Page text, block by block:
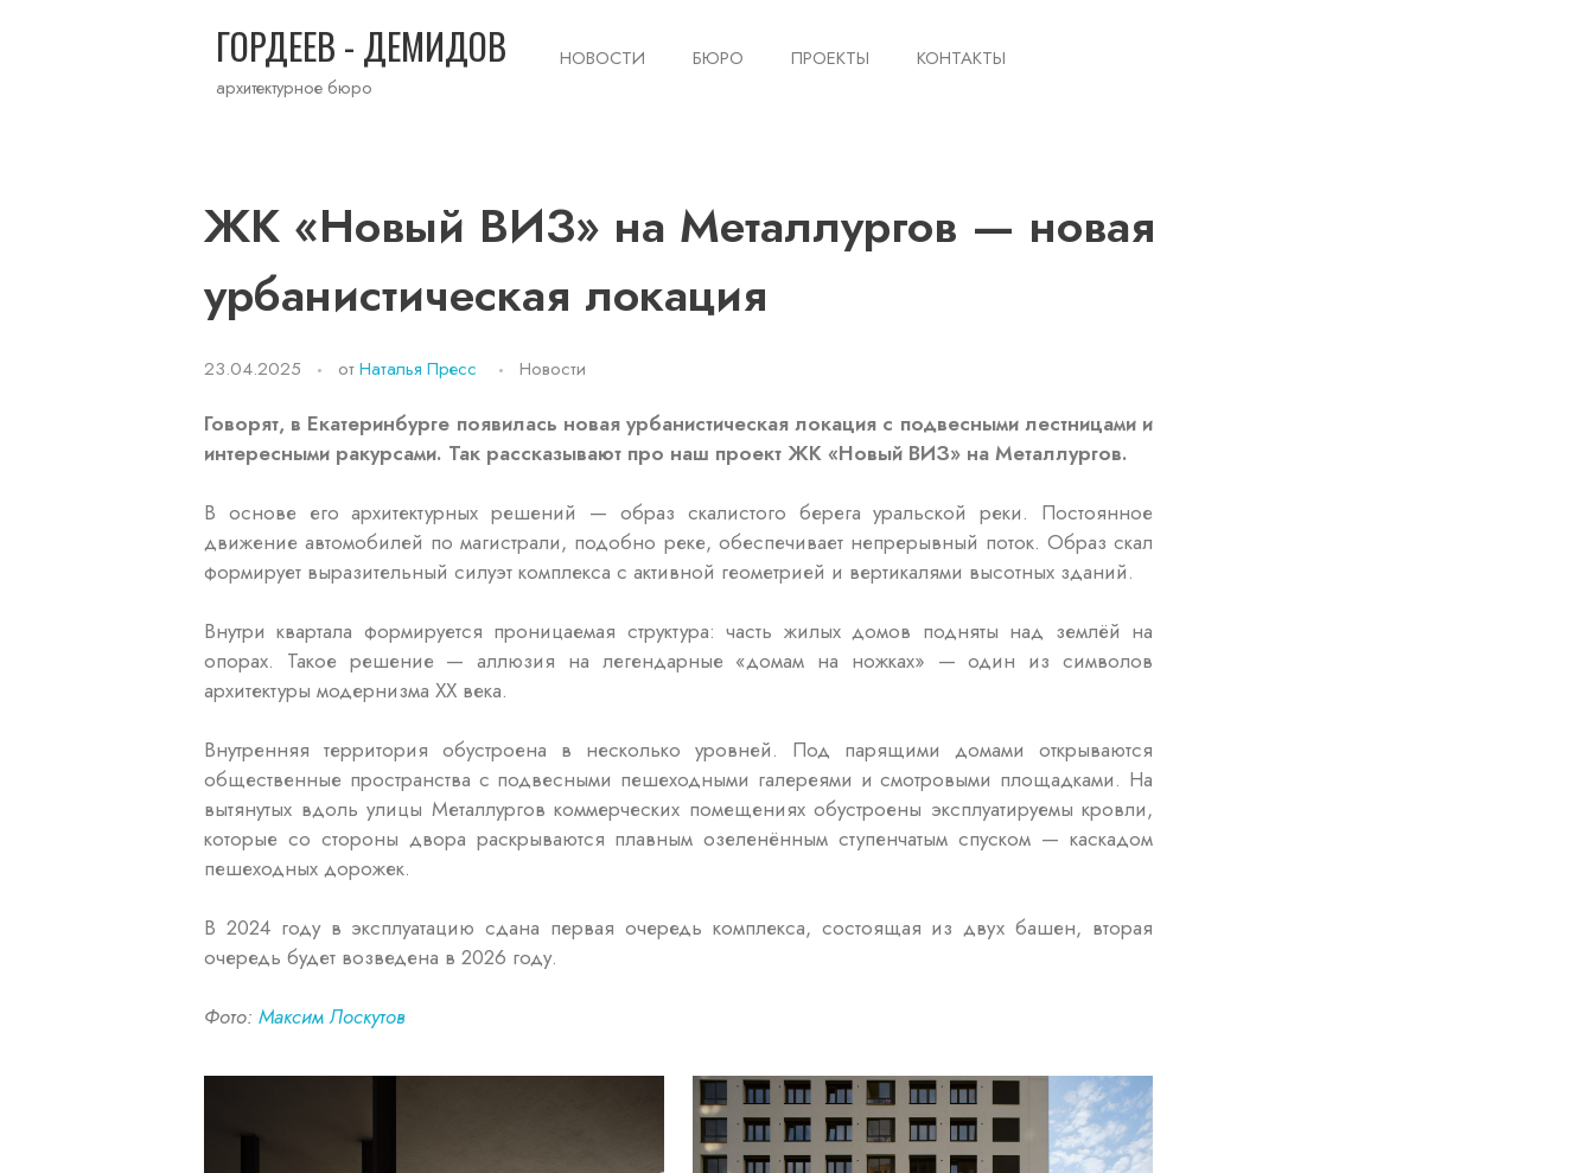
ГОРДЕЕВ - ДЕМИДОВ
архитектурное бюро
НОВОСТИ БЮРО ПРОЕКТЫ КОНТАКТЫ
ЖК «Новый ВИЗ» на Металлургов — новая
урбанистическая локация
23.04.2025 отНаталья Пресс Новости
Говорят, в Екатеринбурге появилась новая урбанистическая локация с подвесными лестницами и
интересными ракурсами. Так рассказывают про наш проект ЖК «Новый ВИЗ» на Металлургов.
В основе его архитектурных решений — образ скалистого берега уральской реки. Постоянное
движение автомобилей по магистрали, подобно реке, обеспечивает непрерывный поток. Образ скал
формирует выразительный силуэт комплекса с активной геометрией и вертикалями высотных зданий.
Внутри квартала формируется проницаемая структура: часть жилых домов подняты над землёй на
опорах. Такое решение — аллюзия на легендарные «домам на ножках» — один из символов
архитектуры модернизма XX века.
Внутренняя территория обустроена в несколько уровней. Под парящими домами открываются
общественные пространства с подвесными пешеходными галереями и смотровыми площадками. На
вытянутых вдоль улицы Металлургов коммерческих помещениях обустроены эксплуатируемы кровли,
которые со стороны двора раскрываются плавным озеленённым ступенчатым спуском — каскадом
пешеходных дорожек.
В 2024 году в эксплуатацию сдана первая очередь комплекса, состоящая из двух башен, вторая
очередь будет возведена в 2026 году.
Фото: Максим Лоскутов